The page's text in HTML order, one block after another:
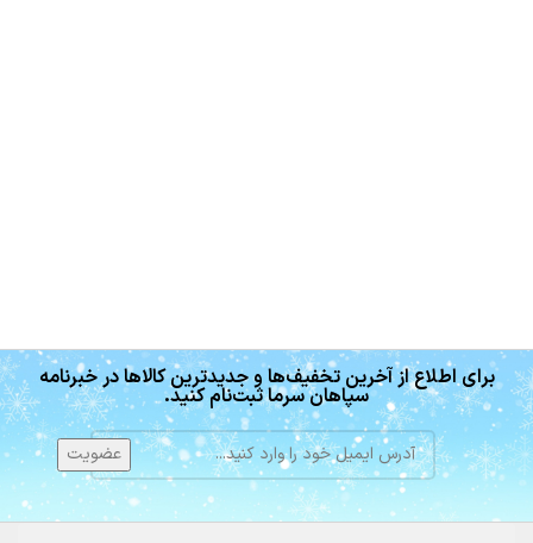
برای اطلاع از آخرین تخفیف‌ها و جدیدترین کالاها در خبرنامه
سپاهان سرما ثبت‌نام کنید.